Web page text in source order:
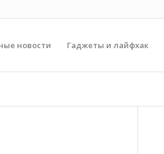
новости Гаджеты и лайфхак